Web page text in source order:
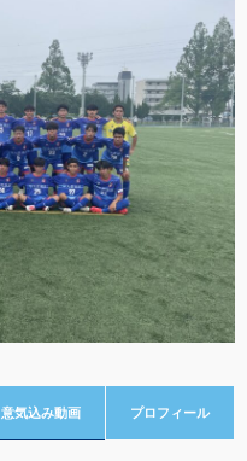
意気込み動画 プロフィール